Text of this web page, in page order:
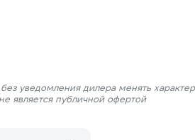
уведомления дилера менять
является публичной офертой